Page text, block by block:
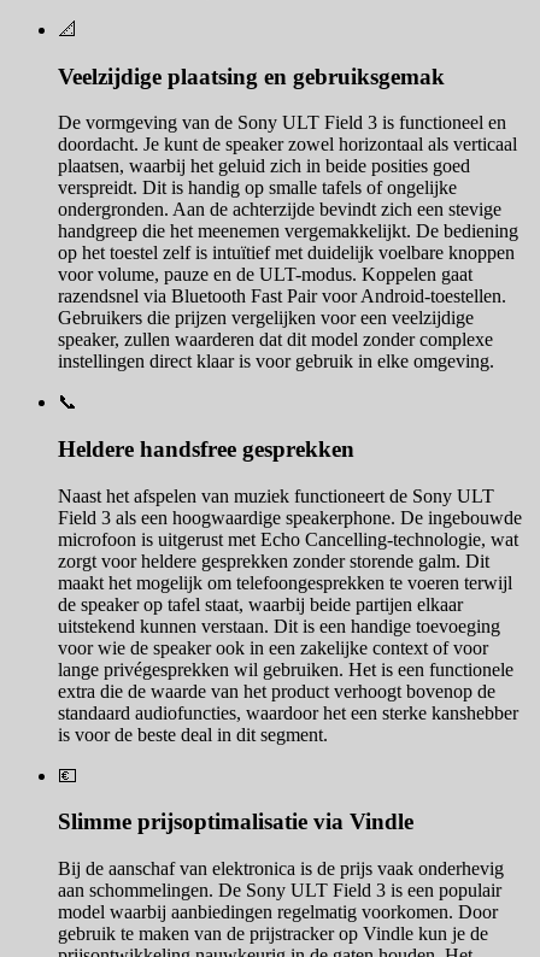
📐
Veelzijdige plaatsing en gebruiksgemak
De vormgeving van de Sony ULT Field 3 is functioneel en
doordacht. Je kunt de speaker zowel horizontaal als verticaal
plaatsen, waarbij het geluid zich in beide posities goed
verspreidt. Dit is handig op smalle tafels of ongelijke
ondergronden. Aan de achterzijde bevindt zich een stevige
handgreep die het meenemen vergemakkelijkt. De bediening
op het toestel zelf is intuïtief met duidelijk voelbare knoppen
voor volume, pauze en de ULT-modus. Koppelen gaat
razendsnel via Bluetooth Fast Pair voor Android-toestellen.
Gebruikers die prijzen vergelijken voor een veelzijdige
speaker, zullen waarderen dat dit model zonder complexe
instellingen direct klaar is voor gebruik in elke omgeving.
📞
Heldere handsfree gesprekken
Naast het afspelen van muziek functioneert de Sony ULT
Field 3 als een hoogwaardige speakerphone. De ingebouwde
microfoon is uitgerust met Echo Cancelling-technologie, wat
zorgt voor heldere gesprekken zonder storende galm. Dit
maakt het mogelijk om telefoongesprekken te voeren terwijl
de speaker op tafel staat, waarbij beide partijen elkaar
uitstekend kunnen verstaan. Dit is een handige toevoeging
voor wie de speaker ook in een zakelijke context of voor
lange privégesprekken wil gebruiken. Het is een functionele
extra die de waarde van het product verhoogt bovenop de
standaard audiofuncties, waardoor het een sterke kanshebber
is voor de beste deal in dit segment.
💶
Slimme prijsoptimalisatie via Vindle
Bij de aanschaf van elektronica is de prijs vaak onderhevig
aan schommelingen. De Sony ULT Field 3 is een populair
model waarbij aanbiedingen regelmatig voorkomen. Door
gebruik te maken van de prijstracker op Vindle kun je de